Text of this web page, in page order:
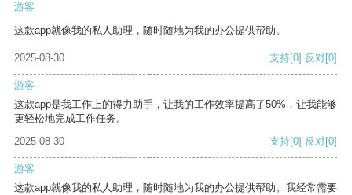
游客
这款app就像我的私人助理，随时随地为我的办公提供帮助。
2025-08-30 支持[0] 反对[0]
游客
这款app是我工作上的得力助手，让我的工作效率提高了50%，让我能够
更轻松地完成工作任务。
2025-08-30
支持[0] 反对[0]
游客
这款app就像我的私人助理，随时随地为我的办公提供帮助。我经常需要